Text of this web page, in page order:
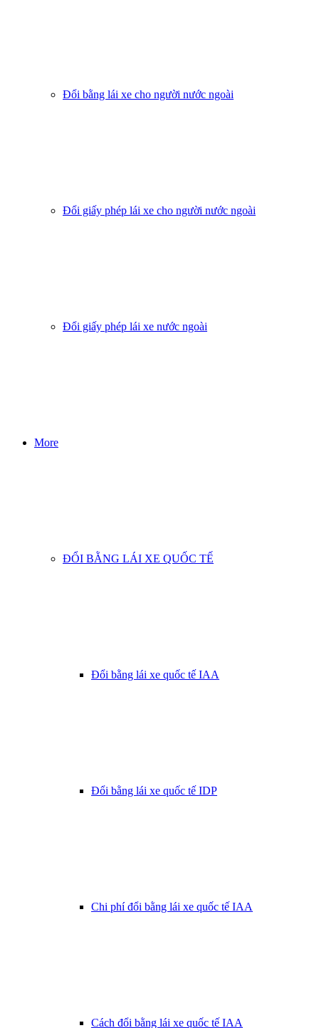
Đổi bằng lái xe cho người nước ngoài
Đổi giấy phép lái xe cho người nước ngoài
Đổi giấy phép lái xe nước ngoài
More
ĐỔI BẰNG LÁI XE QUỐC TẾ
Đổi bằng lái xe quốc tế IAA
Đổi bằng lái xe quốc tế IDP
Chi phí đổi bằng lái xe quốc tế IAA
Cách đổi bằng lái xe quốc tế IAA